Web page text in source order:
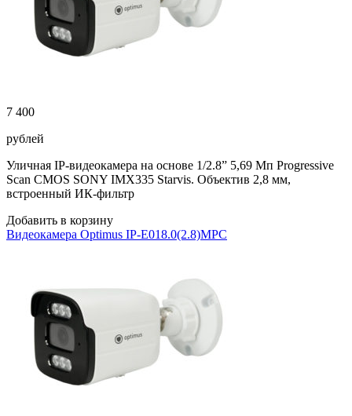
7 400
рублей
Уличная IP-видеокамера на основе 1/2.8” 5,69 Мп Progressive
Scan CMOS SONY IMX335 Starvis. Объектив 2,8 мм,
встроенный ИК-фильтр
Добавить в корзину
Видеокамера Optimus IP-E018.0(2.8)MPC